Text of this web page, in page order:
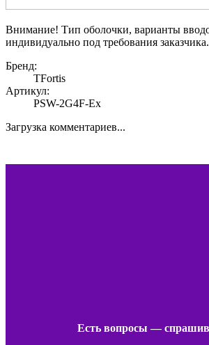
Внимание! Тип оболочки, варианты
индивидуально под требования заказчика.
Бренд:
TFortis
Артикул:
PSW-2G4F-Ex
Загрузка комментариев...
Есть вопросы —